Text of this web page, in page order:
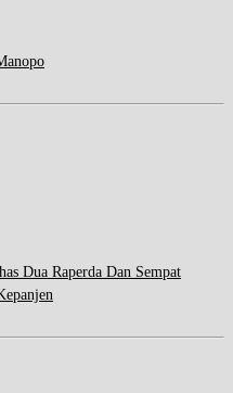
Dua Raperda Dan Sempat